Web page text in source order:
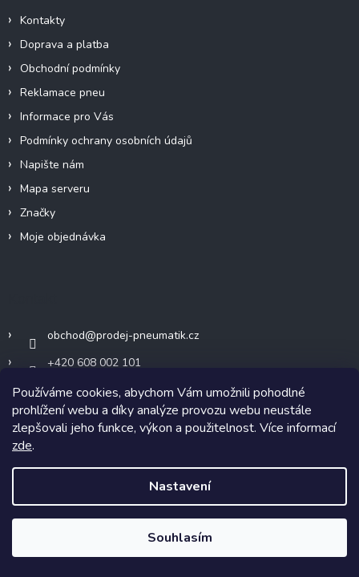
Používáme cookies, abychom Vám umožnili pohodlné
prohlížení webu a díky analýze provozu webu neustále
zlepšovali jeho funkce, výkon a použitelnost. Více informací
zde.
Nastavení
Souhlasím
s
Kontakty
Doprava a platba
Obchodní podmínky
Reklamace pneu
Informace pro Vás
Podmínky ochrany osobních údajů
Napište nám
Mapa serveru
Značky
Moje objednávka
obchod@prodej-pneumatik.cz
+420 608 002 101
Přijímáme online platby